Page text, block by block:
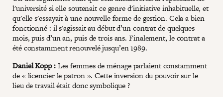
l'université si elle soutenait ce genre d'initiative inhabituelle, et
qu'elle s'essayait à une nouvelle forme de gestion. Cela a bien
fonctionné : il s'agissait au début d’un contrat de quelques
mois, puis d’un an, puis de trois ans. Finalement, le contrat a
été constamment renouvelé jusqu’en 1989.
Daniel Kopp :Les femmes de ménage parlaient constamment
de « licencier le patron ». Cette inversion du pouvoir sur le
lieu de travail était donc symbolique ?